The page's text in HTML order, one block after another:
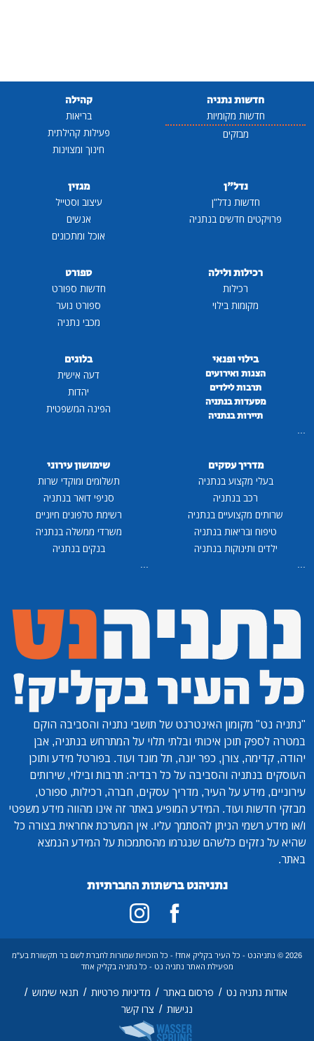
חדשות נתניה
חדשות מקומיות
מבזקים
קהילה
בריאות
פעילות קהילתית
חינוך ומצוינות
נדל"ן
חדשות נדל"ן
פרויקטים חדשים בנתניה
מגזין
עיצוב וסטייל
אנשים
אוכל ומתכונים
רכילות ולילה
רכילות
מקומות בילוי
ספורט
חדשות ספורט
ספורט נוער
מכבי נתניה
בילוי ופנאי
הצגות ואירועים
תרבות לילדים
מסעדות בנתניה
תיירות בנתניה
...
בלוגים
דעה אישית
יהדות
הפינה המשפטית
מדריך עסקים
בעלי מקצוע בנתניה
רכב בנתניה
שרותים מקצועיים בנתניה
טיפוח ובריאות בנתניה
ילדים ותינוקות בנתניה
...
שימושון עירוני
תשלומים ומוקדי שרות
סניפי דואר בנתניה
רשימת טלפונים חיוניים
משרדי ממשלה בנתניה
בנקים בנתניה
...
"נתניה נט" מקומון האינטרנט של תושבי נתניה והסביבה הוקם
במטרה לספק תוכן איכותי ובלתי תלוי על המתרחש בנתניה, אבן
יהודה, קדימה, צורן, כפר יונה, תל מונד ועוד. בפורטל מידע ותוכן
העוסקים בנתניה והסביבה על כל רבדיה: תרבות ובילוי, שירותים
עירוניים, מידע על העיר, מדריך עסקים, חברה, רכילות, ספורט,
מבזקי חדשות ועוד. המידע המופיע באתר זה אינו מהווה מידע משפטי
ו/או מידע רשמי הניתן להסתמך עליו. אין המערכת אחראית בצורה כל
שהיא על נזקים כלשהם שנגרמו מהסתמכות על המידע הנמצא
באתר.
נתניהנט ברשתות החברתיות
2026 © נתניהנט - כל העיר בקליק אחד! - כל הזכויות שמורות לחברת לשם בר תקשורת בע"מ
מפעילת האתר נתניה נט - כל נתניה בקליק אחד
אודות נתניה נט / פרסום באתר / מדיניות פרטיות / תנאי שימוש /
נגישות / צרו קשר